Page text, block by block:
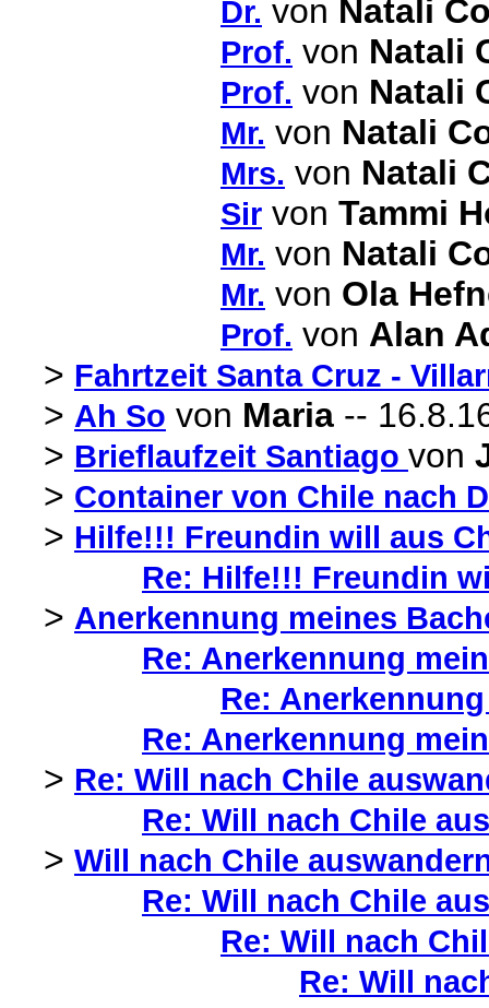
Dr. von Natali
Prof. von Natali
Prof. von Natali
Mr. von Natali
Mrs. von Natali
Sir von Tammi
Mr. von Natali
Mr. von Ola
Prof. von Alan
> Fahrtzeit Santa Cruz -
> Ah So von Maria --
> Brieflaufzeit Santiago von
> Container von Chile nach
> Hilfe!!! Freundin will aus
Re: Hilfe!!! Freundin
> Anerkennung meines
Re: Anerkennung
Re:
Re: Anerkennung
> Re: Will nach Chile
Re: Will nach Chile
> Will nach Chile
Re: Will nach Chile
Re: Will nach
Re: Will